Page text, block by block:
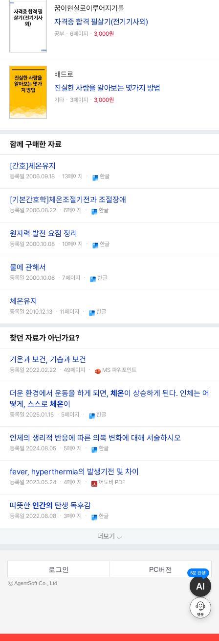
꿈이현실로이루어지기를
자격증 합격 필살기(전기기사외)
공부ㆍ6페이지ㆍ 3,000원
배드로
진실한 사람을 알아보는 몇가지 방법
기타ㆍ3페이지ㆍ 3,000원
함께 구매한 자료
[간호]체온유지
등록일 2006.09.18 ㆍ13페이지 ㆍ 한글
[기본간호학]체온조절기전과 조절장애
등록일 2006.08.22 ㆍ6페이지 ㆍ 한글
원자력 발전 요점 정리
등록일 2000.10.08 ㆍ10페이지 ㆍ 한글
물에 관해서
등록일 2000.10.08 ㆍ7페이지 ㆍ 한글
체온유지
등록일 2010.12.13 ㆍ11페이지 ㆍ 한글
찾던 자료가 아닌가요?
기온과 보건, 기습과 보건
등록일 2022.02.22 ㆍ49페이지 ㆍ MS 파워포인트
더운 환경에서 운동을 하게 되면, 체온이 상승하게 된다. 인체는 어
떻게, 스스로 체온이
등록일 2025.01.15 ㆍ5페이지 ㆍ 한글
인체의 생리적 반응에 따른 의복 변화에 대해 서술하시오
등록일 2024.08.05 ㆍ5페이지 ㆍ 한글
fever, hyperthermia의 발생기전 및 차이
등록일 2023.05.24 ㆍ4페이지 ㆍ 어도비 PDF
따뜻한 인간의 탄생 독후감
등록일 2022.08.08 ㆍ3페이지 ㆍ 한글
더보기
로그인 PC버전
ⓒ AgentSoft Co., Ltd.
5분 완성!
AI
챗봇